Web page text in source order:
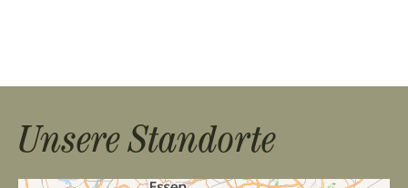
Unsere Standorte